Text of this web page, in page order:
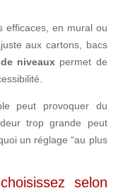
efficaces, en mural ou
aux cartons, bacs
niveaux permet de
peut provoquer du
trop grande peut
un réglage “au plus
selon